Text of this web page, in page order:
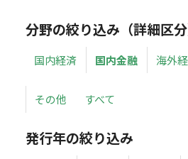
分野の絞り込み（詳細区分
国内経済 国内金融 海外
その他 すべて
発行年の絞り込み